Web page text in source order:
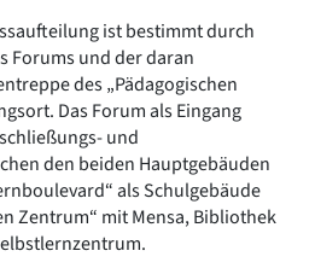
ist bestimmt durch
Forums und der daran
des „Pädagogischen
Das Forum als Eingang
und
den beiden Hauptgebäuden
als Schulgebäude
Zentrum“ mit Mensa, Bibliothek